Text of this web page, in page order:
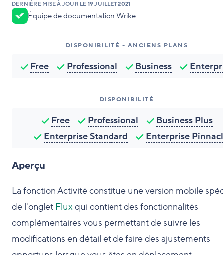
DERNIÈRE MISE À JOUR LE 19 JUILLET 2021
Équipe de documentation Wrike
DISPONIBILITÉ - ANCIENS PLANS
Free Professional Business
DISPONIBILITÉ
Free Professional
Business Plus
Enterprise Standard
Enterprise
Aperçu
La fonction Activité constitue une version mobile
de l'onglet Fluxqui contient des fonctionnalités
complémentaires vous permettant de suivre les
modifications en détail et de faire des ajustements